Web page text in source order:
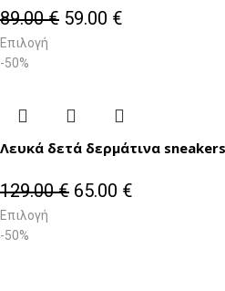
89.00€ 59.00 €
Επιλογή
-50%
Λευκά δετά δερμάτινα
129.00€ 65.00 €
Επιλογή
-50%